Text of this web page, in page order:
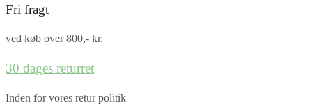
Fri fragt
ved køb over 800,- kr.
30 dages returret
Inden for vores retur politik